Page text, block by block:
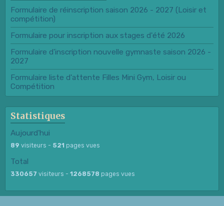
Formulaire de réinscription saison 2026 - 2027 (Loisir et
compétition)
Formulaire pour inscription aux stages d'été 2026
Formulaire d'inscription nouvelle gymnaste saison 2026 -
2027
Formulaire liste d'attente Filles Mini Gym, Loisir ou
Compétition
Statistiques
Aujourd'hui
89 visiteurs - 521 pages vues
Total
330657 visiteurs - 1268578 pages vues